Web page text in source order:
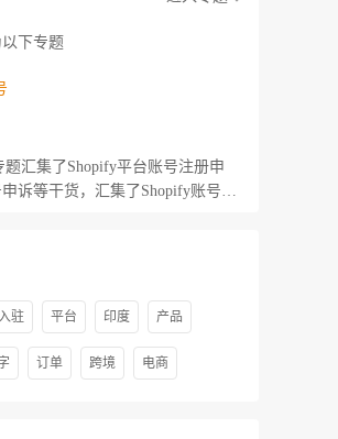
下专题
题汇集了Shopify平台账号注册申
诉等干货，汇集了Shopify账号最
入驻 平台 印度 产品
订单 跨境 电商